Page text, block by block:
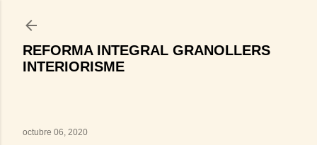
REFORMA INTEGRAL GRANOLLERS
INTERIORISME
octubre 06, 2020